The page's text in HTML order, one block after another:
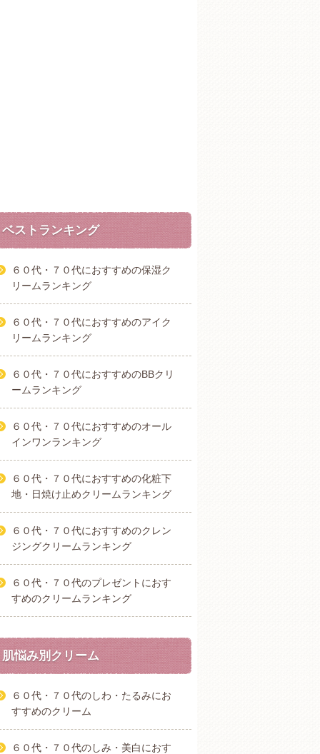
ベストランキング
６０代・７０代におすすめの保湿ク
リームランキング
６０代・７０代におすすめのアイク
リームランキング
６０代・７０代におすすめのBBクリ
ームランキング
６０代・７０代におすすめのオール
インワンランキング
６０代・７０代におすすめの化粧下
地・日焼け止めクリームランキング
６０代・７０代におすすめのクレン
ジングクリームランキング
６０代・７０代のプレゼントにおす
すめのクリームランキング
肌悩み別クリーム
６０代・７０代のしわ・たるみにお
すすめのクリーム
６０代・７０代のしみ・美白におす